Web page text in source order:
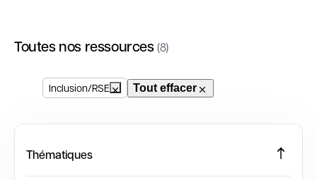
Toutes nos ressources(8)
Inclusion/RSE Tout effacer
Thématiques